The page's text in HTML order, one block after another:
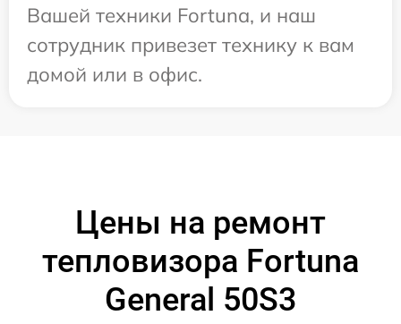
Вашей техники Fortuna, и наш
сотрудник привезет технику к вам
домой или в офис.
Цены на ремонт
тепловизора Fortuna
General 50S3